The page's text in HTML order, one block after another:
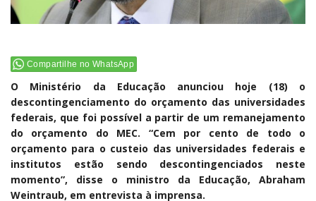
Compartilhe no WhatsApp
O Ministério da Educação anunciou hoje (18) o
descontingenciamento do orçamento das universidades
federais, que foi possível a partir de um remanejamento
do orçamento do MEC. “Cem por cento de todo o
orçamento para o custeio das universidades federais e
institutos estão sendo descontingenciados neste
momento”, disse o ministro da Educação, Abraham
Weintraub, em entrevista à imprensa.